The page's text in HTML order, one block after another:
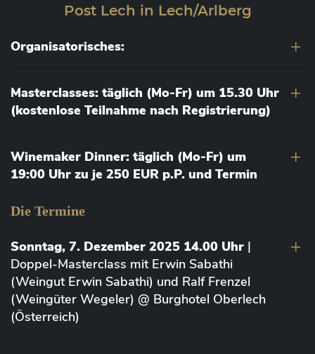
Post Lech in Lech/Arlberg
Organisatorisches:
Masterclasses: täglich (Mo-Fr) um 15.30 Uhr
(kostenlose Teilnahme nach Registrierung)
Winemaker Dinner: täglich (Mo-Fr) um
19:00 Uhr zu je 250 EUR p.P. und Termin
Die Termine
Sonntag, 7. Dezember 2025 14.00 Uhr |
Doppel-Masterclass mit Erwin Sabathi
(Weingut Erwin Sabathi) und Ralf Frenzel
(Weingüter Wegeler) @ Burghotel Oberlech
(Österreich)